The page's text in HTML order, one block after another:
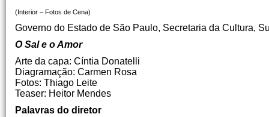
(Interior – Fotos de Cena)
Governo do Estado de São Paulo, Secretaria da Cultura,
O Sal e o Amor
Arte da capa: Cíntia Donatelli
Diagramação: Carmen Rosa
Fotos: Thiago Leite
Teaser: Heitor Mendes
Palavras do diretor